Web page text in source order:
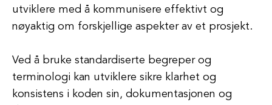
utviklere med å kommunisere effektivt og
nøyaktig om forskjellige aspekter av et prosjekt.
Ved å bruke standardiserte begreper og
terminologi kan utviklere sikre klarhet og
konsistens i koden sin, dokumentasjonen og